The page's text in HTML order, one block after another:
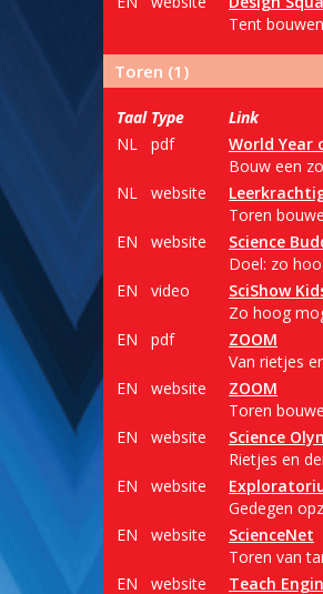
Tent
Toren (1)
Taal Type
Link
NL
pdf
World Year
Bouw een
NL
website
Toren
EN
website
Science
Doel: zo
EN
video
SciShow
Zo hoog
EN
pdf
ZOOM
Van rietjes
EN
website
ZOOM
Toren
EN
website
Science
Rietjes en
EN
website
Gedegen
EN
website
ScienceNet
Toren van
EN
website Teach